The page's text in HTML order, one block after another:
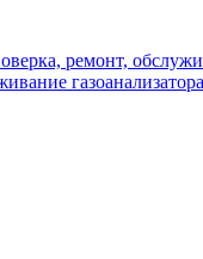
ремонт,